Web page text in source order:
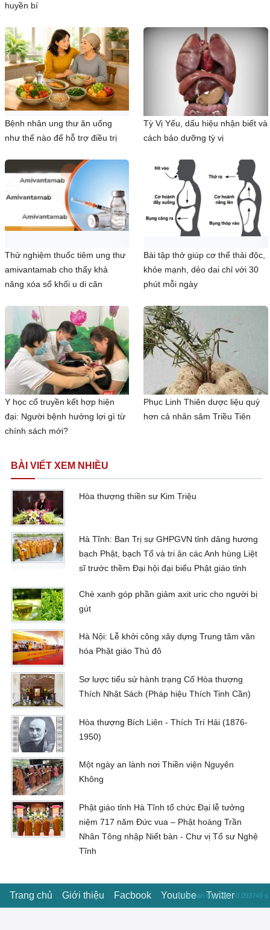
huyền bí
Bệnh nhân ung thư ăn uống
như thế nào để hỗ trợ điều trị
Tỳ Vị Yếu, dấu hiệu nhận biết và
cách bảo dưỡng tỳ vị
Thử nghiệm thuốc tiêm ung thư
amivantamab cho thấy khả
năng xóa sổ khối u di căn
Bài tập thở giúp cơ thể thải độc,
khỏe mạnh, dẻo dai chỉ với 30
phút mỗi ngày
Y học cổ truyền kết hợp hiện
đại: Người bệnh hưởng lợi gì từ
chính sách mới?
Phục Linh Thiên dược liệu quý
hơn cả nhân sâm Triều Tiên
BÀI VIẾT XEM NHIỀU
Hòa thượng thiền sư Kim Triệu
Hà Tĩnh: Ban Trị sự GHPGVN tỉnh dâng hương
bạch Phật, bạch Tổ và tri ân các Anh hùng Liệt
sĩ trước thềm Đại hội đại biểu Phật giáo tỉnh
Chè xanh góp phần giảm axit uric cho người bị
gút
Hà Nội: Lễ khởi công xây dựng Trung tâm văn
hóa Phật giáo Thủ đô
Sơ lược tiểu sử hành trạng Cố Hòa thượng
Thích Nhật Sách (Pháp hiệu Thích Tinh Cần)
Hòa thượng Bích Liên - Thích Trí Hải (1876-
1950)
Một ngày an lành nơi Thiền viện Nguyên
Không
Phật giáo tỉnh Hà Tĩnh tổ chức Đại lễ tưởng
niệm 717 năm Đức vua – Phật hoàng Trần
Nhân Tông nhập Niết bàn - Chư vị Tổ sư Nghệ
Tĩnh
Trang chủ Giới thiệu Facbook Youtube Twitter
Thời gian truy vấn : 0.093749 s